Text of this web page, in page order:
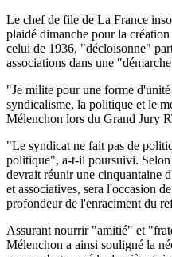
Le chef de file de La France
plaidé dimanche pour la
celui de 1936, "décloisonne"
associations dans une
"Je milite pour une forme
syndicalisme, la politique et le
Mélenchon lors du Grand Jury
"Le syndicat ne fait pas de
politique", a-t-il poursuivi.
devrait réunir une cinquantaine
et associatives, sera l'occasion
profondeur de l'enraciment du
Assurant nourrir "amitié" et
Mélenchon a ainsi souligné la